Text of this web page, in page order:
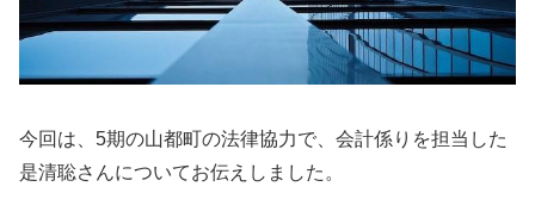
今回は、5期の山都町の法律協力で、会計係りを担当した
是清聡さんについてお伝えしました。